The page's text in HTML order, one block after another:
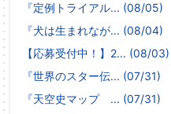
『定例トライアル... (08/05)
『犬は生まれなが... (08/04)
【応募受付中！】2... (08/03)
『世界のスター伝... (07/31)
『天空史マップ ... (07/31)